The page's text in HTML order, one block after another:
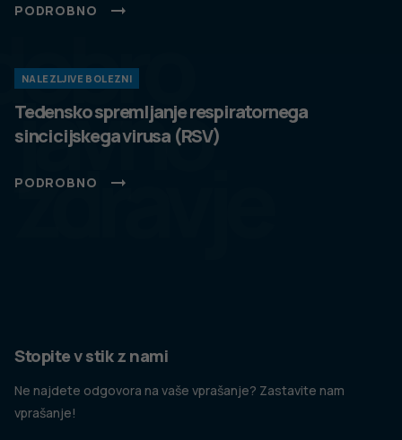
javno
zdravje
PODROBNO
NALEZLJIVE BOLEZNI
Tedensko spremljanje respiratornega
sincicijskega virusa (RSV)
PODROBNO
Stopite v stik z nami
Ne najdete odgovora na vaše vprašanje? Zastavite nam
vprašanje!